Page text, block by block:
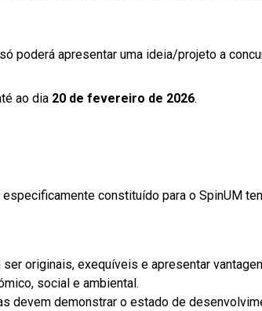
poderá apresentar uma ideia/projeto a
ao dia 20 de fevereiro de 2026.
constituído para o SpinUM
originais, exequíveis e apresentar
social e ambiental.
devem demonstrar o estado de